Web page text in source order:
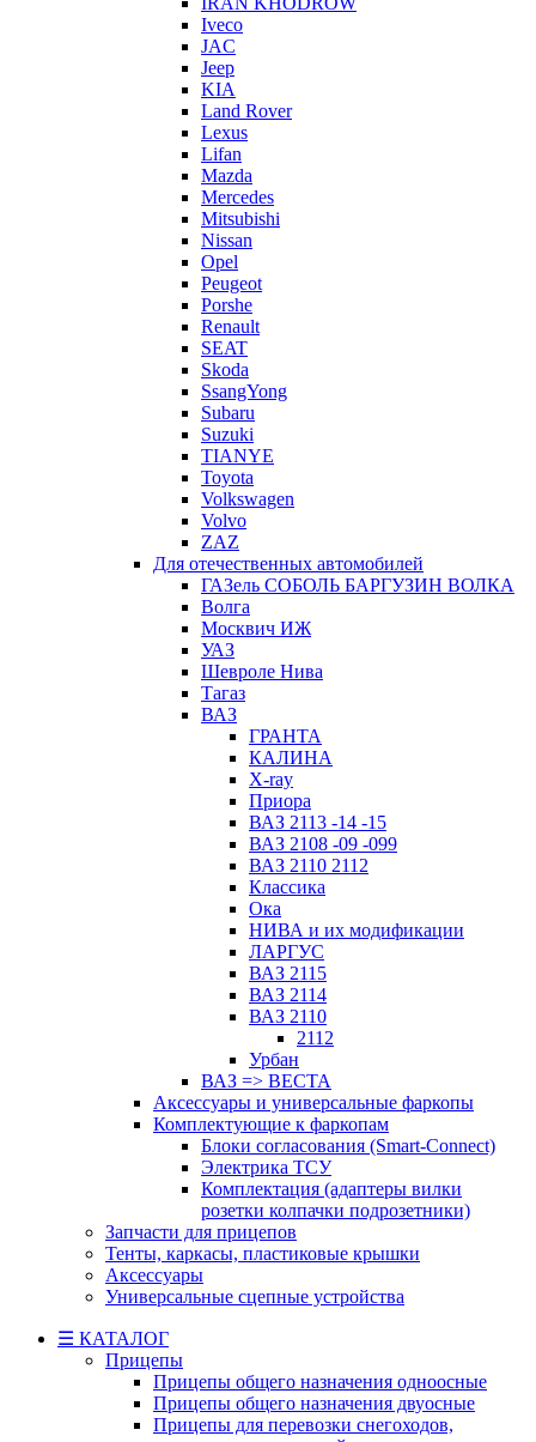
Iveco
JAC
Jeep
KIA
Land Rover
Lexus
Lifan
Mazda
Mercedes
Mitsubishi
Nissan
Opel
Peugeot
Porshe
Renault
SEAT
Skoda
SsangYong
Subaru
Suzuki
TIANYE
Toyota
Volkswagen
Volvo
ZAZ
Для отечественных автомобилей
ГАЗель СОБОЛЬ БАРГУЗИН ВОЛКА
Волга
Москвич ИЖ
УАЗ
Шевроле Нива
Тагаз
ВАЗ
ГРАНТА
КАЛИНА
X-ray
Приора
ВАЗ 2113 -14 -15
ВАЗ 2108 -09 -099
ВАЗ 2110 2112
Классика
Ока
НИВА и их модификации
ЛАРГУС
ВАЗ 2115
ВАЗ 2114
ВАЗ 2110
2112
Урбан
ВАЗ => ВЕСТА
Аксессуары и универсальные фаркопы
Комплектующие к фаркопам
Блоки согласования (Smart-Connect)
Электрика ТСУ
Комплектация (адаптеры вилки
розетки колпачки подрозетники)
Запчасти для прицепов
Тенты, каркасы, пластиковые крышки
Аксессуары
Универсальные сцепные устройства
☰ КАТАЛОГ
Прицепы
Прицепы общего назначения одноосные
Прицепы общего назначения двуосные
Прицепы для перевозки снегоходов,